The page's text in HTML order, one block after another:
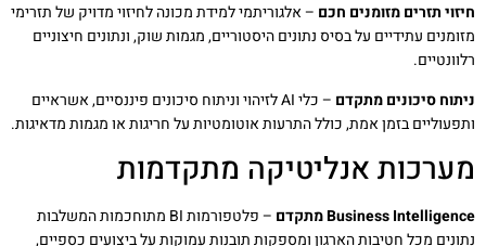
חיזוי תזרים מזומנים חכם – אלגוריתמי למידת מכונה לחיזוי מדויק של תזרימי
מזומנים עתידיים על בסיס נתונים היסטוריים, מגמות שוק, ונתונים חיצוניים
רלוונטיים.
ניתוח סיכונים מתקדם
– כלי AI לזיהוי וניתוח סיכונים פיננסיים, אשראיים
ותפעוליים בזמן אמת, כולל התרעות אוטומטיות על חריגות או מגמות מדאיגות.
מערכות אנליטיקה מתקדמות
Business Intelligence מתקדם
– פלטפורמות BI מתוחכמות המשלבות
נתונים מכל חטיבות הארגון ומספקות תובנות עמוקות על ביצועים כספיים,